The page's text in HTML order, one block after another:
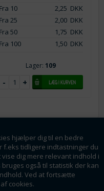
hjælper dig til en bedre
f.eks tidligere indtastninger du
dig mere relevant indhold i
også til statistik der kan
Ved at fortsætte
cookies.
Fra 10
2,25 DKK
Fra 25
2,00DKK
Fra 50
1,75 DKK
Fra 100
1,50DKK
Lager: 109